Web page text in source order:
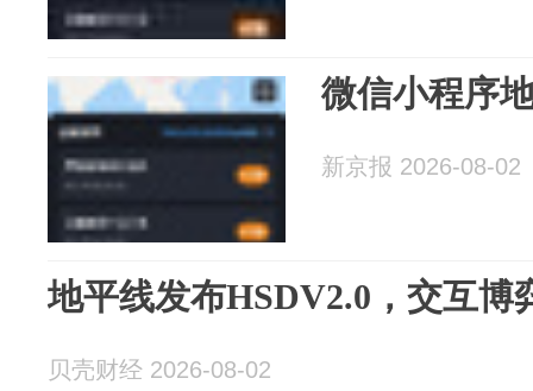
微信小程序
新京报 2026-08-02
地平线发布HSDV2.0，交互博
贝壳财经 2026-08-02